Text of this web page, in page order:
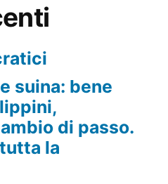
suina: bene
di passo.
la